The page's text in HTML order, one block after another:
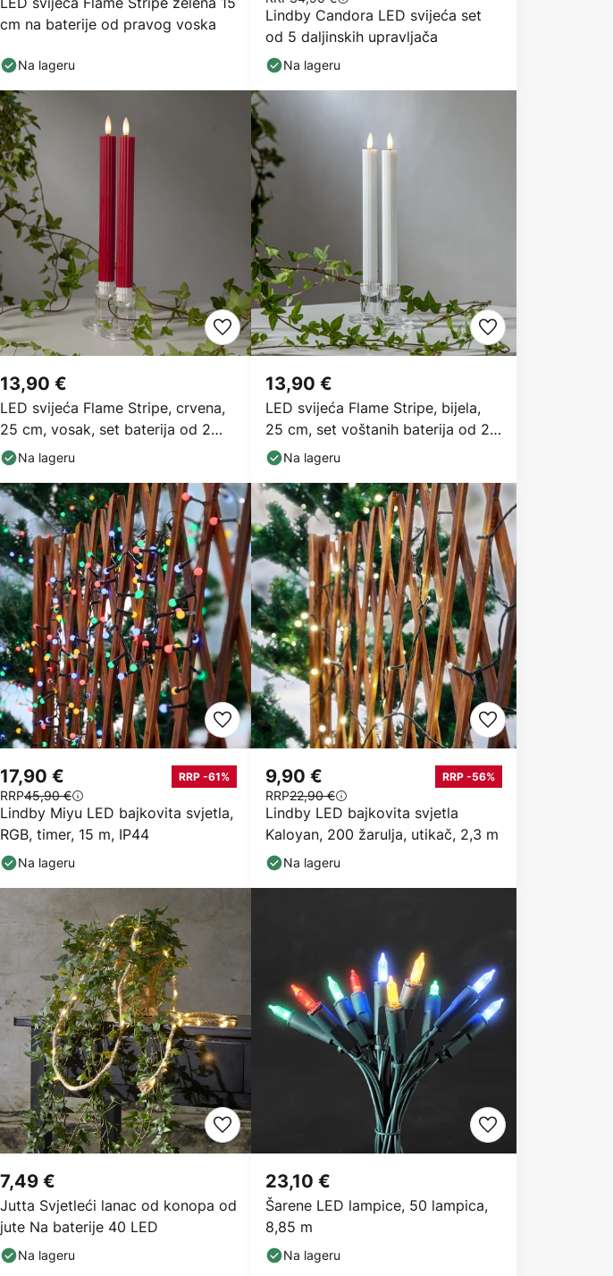
cm na baterije od pravog voska
Na lageru
Lindby Candora LED svijeća set
od 5 daljinskih upravljača
Na lageru
LED svijeća Flame Stripe, crvena,
25 cm, vosak, set baterija od 2
kom
13,90 €
Na lageru
LED svijeća Flame Stripe, bijela,
25 cm, set voštanih baterija od 2
komada
13,90 €
Na lageru
Lindby Miyu LED bajkovita svjetla,
RGB, timer, 15 m, IP44
17,90 € RRP -61%
RRP45,90 €
Na lageru
Lindby LED bajkovita svjetla
Kaloyan, 200 žarulja, utikač, 2,3 m
9,90 € RRP -56%
RRP22,90 €
Na lageru
Jutta Svjetleći lanac od konopa od
jute Na baterije 40 LED
7,49 €
Na lageru
Šarene LED lampice, 50 lampica,
8,85 m
23,10 €
Na lageru